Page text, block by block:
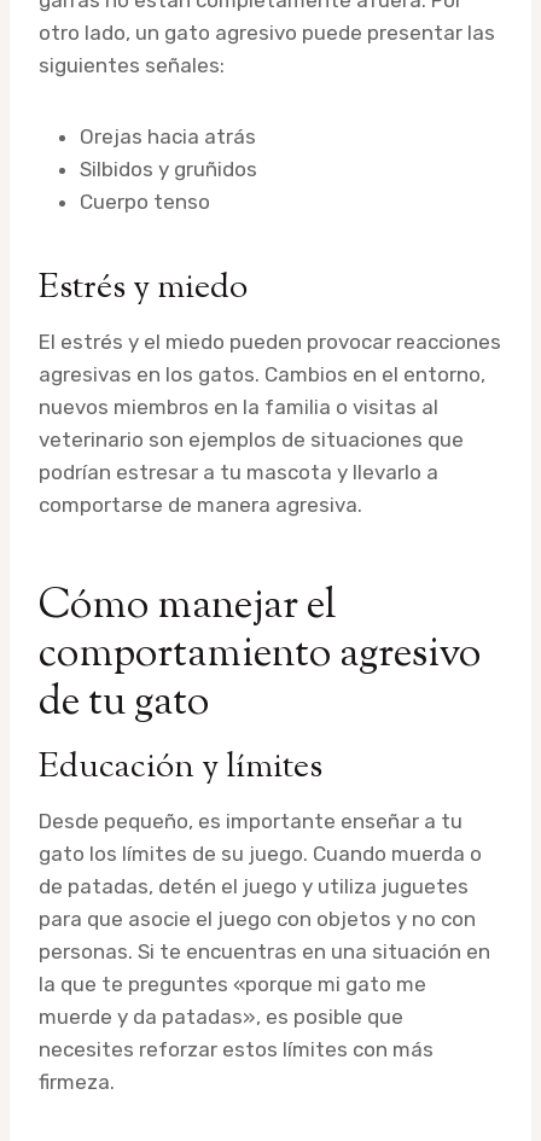
otro lado, un gato agresivo puede presentar las
siguientes señales:
Orejas hacia atrás
Silbidos y gruñidos
Cuerpo tenso
Estrés y miedo
El estrés y el miedo pueden provocar reacciones
agresivas en los gatos. Cambios en el entorno,
nuevos miembros en la familia o visitas al
veterinario son ejemplos de situaciones que
podrían estresar a tu mascota y llevarlo a
comportarse de manera agresiva.
Cómo manejar el
comportamiento agresivo
de tu gato
Educación y límites
Desde pequeño, es importante enseñar a tu
gato los límites de su juego. Cuando muerda o
de patadas, detén el juego y utiliza juguetes
para que asocie el juego con objetos y no con
personas. Si te encuentras en una situación en
la que te preguntes «porque mi gato me
muerde y da patadas», es posible que
necesites reforzar estos límites con más
firmeza.